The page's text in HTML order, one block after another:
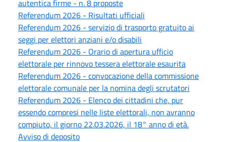
autentica firme - n. 8 proposte
Referendum 2026 - Risultati ufficiali
Referendum 2026 - servizio di trasporto gratuito ai
seggi per elettori anziani e/o disabili
Referendum 2026 - Orario di apertura ufficio
elettorale per rinnovo tessera elettorale esaurita
Referendum 2026 - convocazione della commissione
elettorale comunale per la nomina degli scrutatori
Referendum 2026 - Elenco dei cittadini che, pur
essendo compresi nelle liste elettorali, non avranno
compiuto, il giorno 22.03.2026, il 18° anno di età.
Avviso di deposito